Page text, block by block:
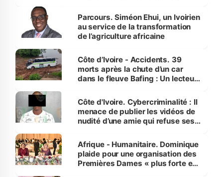
Parcours. Siméon Ehui, un Ivoirien
au service de la transformation
de l’agriculture africaine
Côte d’Ivoire - Accidents. 39
morts après la chute d’un car
dans le fleuve Bafing : Un lecteur
des Transports
Côte d'Ivoire. Cybercriminalité : Il
menace de publier les vidéos de
nudité d’une amie qui refuse ses
Afrique - Humanitaire. Dominique
plaide pour une organisation des
Premières Dames « plus forte et